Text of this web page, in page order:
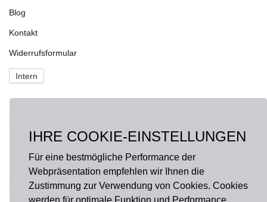
IHRE COOKIE-EINSTELLUNGEN
Für eine bestmögliche Performance der
Webpräsentation empfehlen wir Ihnen die
Zustimmung zur Verwendung von Cookies. Cookies
Blog
Kontakt
Widerrufsformular
Intern
Fragen?onlineshop@hausdermanufakturen.de
FOLGE UNS AUF